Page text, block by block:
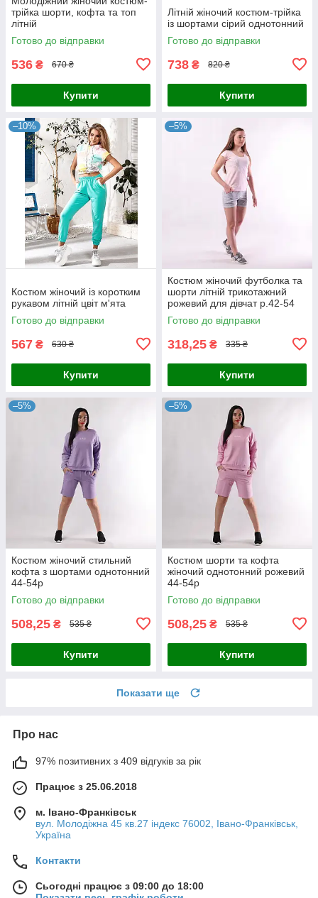
трійка шорти, кофта та топ
літній
Готово до відправки
536 ₴ 670 ₴
Купити
Літній жіночий костюм-трійка
із шортами сірий однотонний
Готово до відправки
738 ₴ 820 ₴
Купити
–10%
Костюм жіночий із коротким
рукавом літній цвіт м'ята
Готово до відправки
567 ₴ 630 ₴
Купити
–5%
Костюм жіночий футболка та
шорти літній трикотажний
рожевий для дівчат р.42-54
Готово до відправки
318,25 ₴ 335 ₴
Купити
–5%
Костюм жіночий стильний
кофта з шортами однотонний
44-54р
Готово до відправки
508,25 ₴ 535 ₴
Купити
–5%
Костюм шорти та кофта
жіночий однотонний рожевий
44-54р
Готово до відправки
508,25 ₴ 535 ₴
Купити
Показати ще
Про нас
97% позитивних з 409 відгуків за рік
Працює з 25.06.2018
м. Івано-Франківськ
вул. Молодіжна 45 кв.27 індекс 76002, Івано-Франківськ,
Україна
Контакти
Сьогодні працює з 09:00 до 18:00